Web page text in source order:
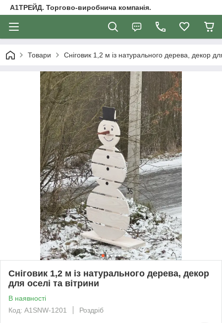
А1ТРЕЙД. Торгово-виробнича компанія.
Товари Сніговик 1,2 м із натурального дерева, декор
Сніговик 1,2 м із натурального дерева, декор
для оселі та вітрини
В наявності
Код: A1SNW-1201
Роздріб